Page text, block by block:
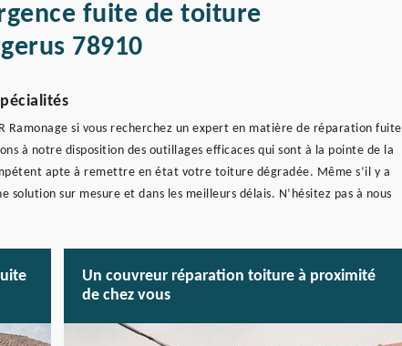
fuite de toiture
78910
Ramonage si vous recherchez un expert en matière de réparation fuite
à notre disposition des outillages efficaces qui sont à la pointe de la
apte à remettre en état votre toiture dégradée. Même s’il y a
solution sur mesure et dans les meilleurs délais. N’hésitez pas à nous
Un couvreur réparation toiture à proximité
de chez vous